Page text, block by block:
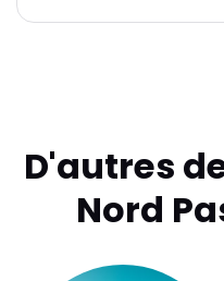
D'autres
Nord